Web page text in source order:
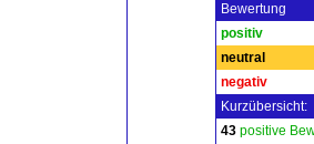
Bewertung
positiv
neutral
negativ
Kurzübersicht:
43 positive